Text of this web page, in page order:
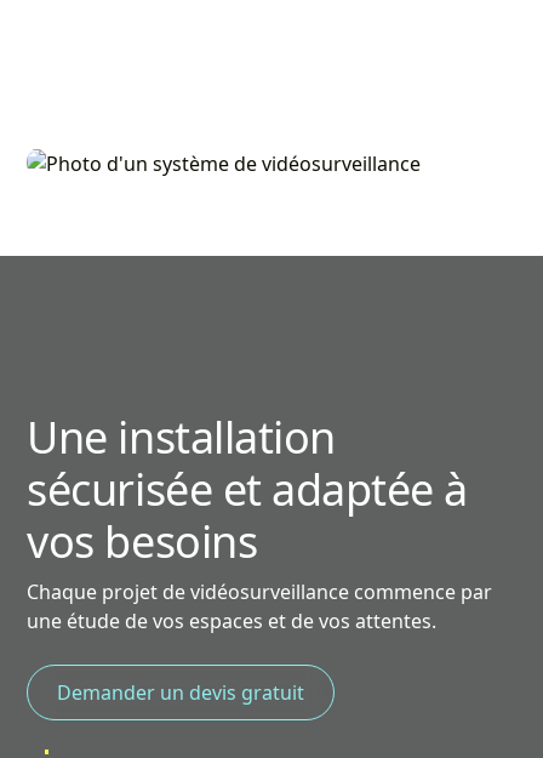
Une installation
sécurisée et adaptée à
vos besoins
Chaque projet de vidéosurveillance commence par
une étude de vos espaces et de vos attentes.
Demander un devis gratuit